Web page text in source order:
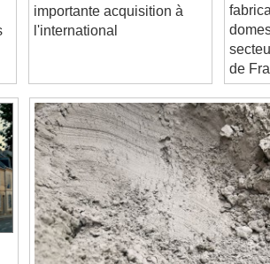
l'international
de